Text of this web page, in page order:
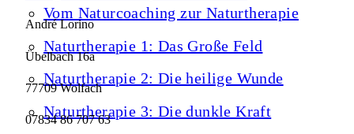
Vom Naturcoaching zur Naturtherapie
Naturtherapie 1: Das Große Feld
Naturtherapie 2: Die heilige Wunde
Naturtherapie 3: Die dunkle Kraft
André Lorino
Übelbach 16a
77709 Wolfach
07834 86 707 63